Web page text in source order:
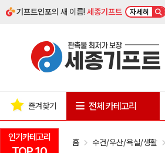
기프트인포의 새 이름!세종기프트 자세히
인기카테고리
즐겨찾기 전체 카테고리
홈 수건/우산/욕실/생활